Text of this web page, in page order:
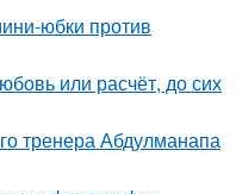
юбки против
или расчёт, до сих
тренера Абдулманапа